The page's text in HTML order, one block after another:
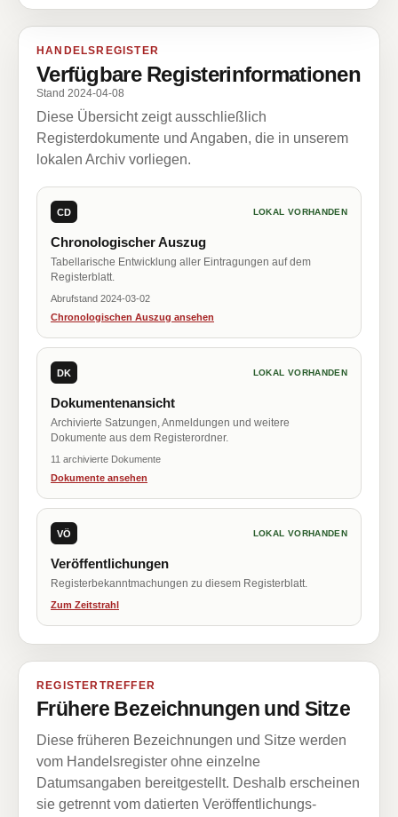
HANDELSREGISTER
Verfügbare Registerinformationen
Stand 2024-04-08
Diese Übersicht zeigt ausschließlich
Registerdokumente und Angaben, die in unserem
lokalen Archiv vorliegen.
CD LOKAL VORHANDEN
Chronologischer Auszug
Tabellarische Entwicklung aller Eintragungen auf dem
Registerblatt.
Abrufstand 2024-03-02
Chronologischen Auszug ansehen
DK LOKAL VORHANDEN
Dokumentenansicht
Archivierte Satzungen, Anmeldungen und weitere
Dokumente aus dem Registerordner.
11 archivierte Dokumente
Dokumente ansehen
VÖ LOKAL VORHANDEN
Veröffentlichungen
Registerbekanntmachungen zu diesem Registerblatt.
Zum Zeitstrahl
REGISTERTREFFER
Frühere Bezeichnungen und Sitze
Diese früheren Bezeichnungen und Sitze werden
vom Handelsregister ohne einzelne
Datumsangaben bereitgestellt. Deshalb erscheinen
sie getrennt vom datierten Veröffentlichungs-